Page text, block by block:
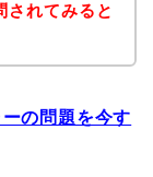
されてみると
の問題を今す